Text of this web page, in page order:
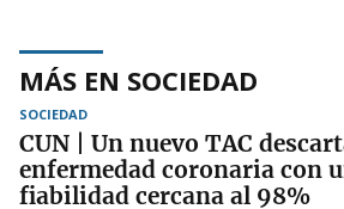
MÁS EN SOCIEDAD
SOCIEDAD
CUN | Un nuevo TAC
enfermedad coronaria con
fiabilidad cercana al 98%